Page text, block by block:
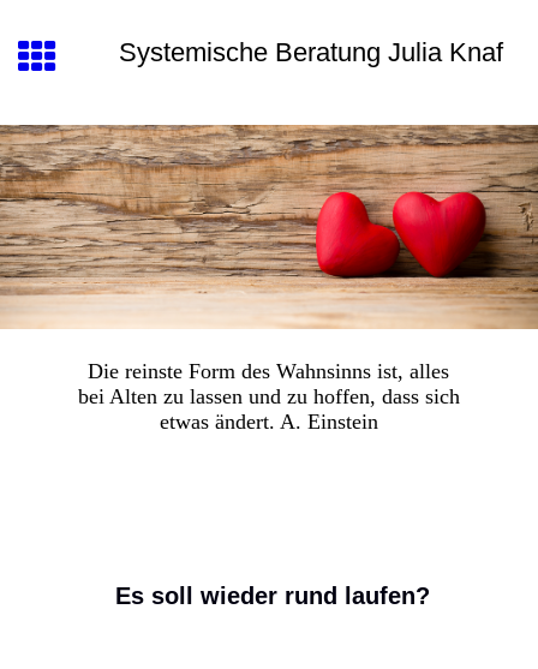
Systemische Beratung Julia Knaf
Die reinste Form des Wahnsinns ist, alles
bei Alten zu lassen und zu hoffen, dass sich
etwas ändert. A. Einstein
Es soll wieder rund laufen?